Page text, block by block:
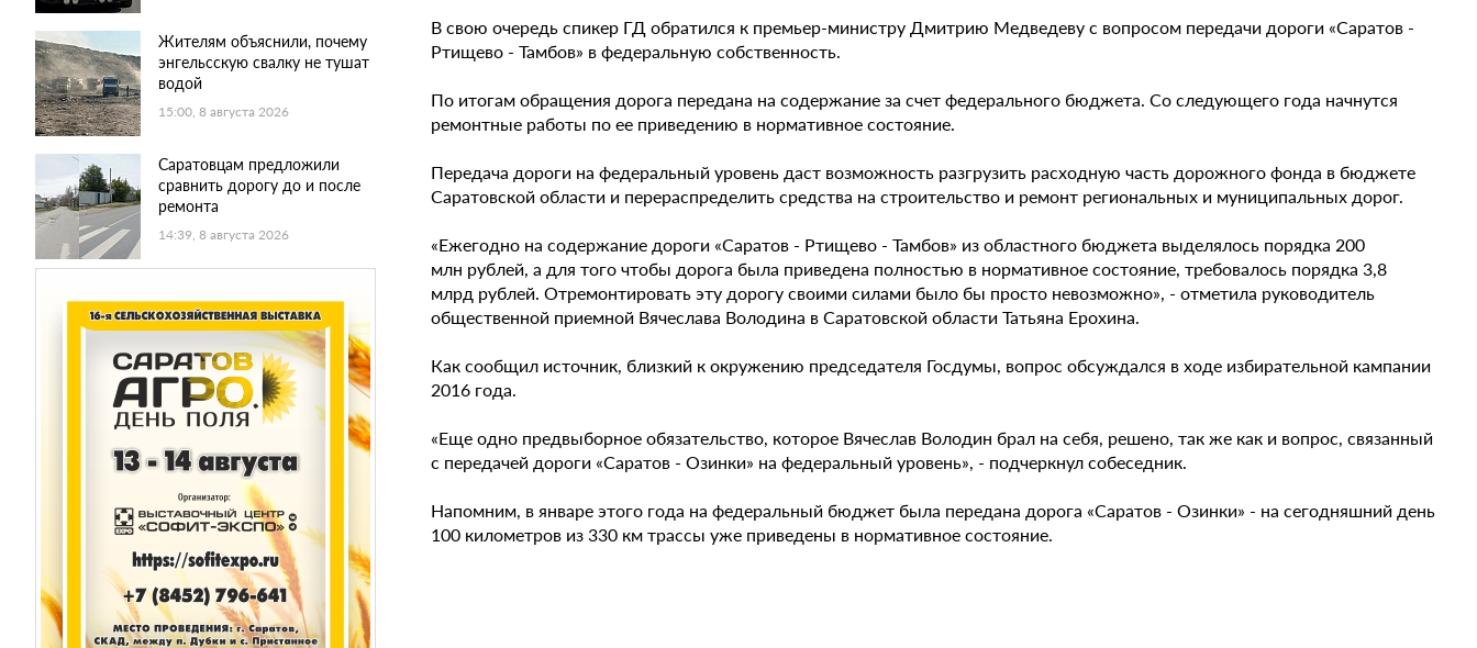
Жителям объяснили, почему
энгельсскую свалку не тушат
водой
15:00, 8 августа 2026
Саратовцам предложили
сравнить дорогу до и после
ремонта
14:39, 8 августа 2026
В свою очередь спикер ГД обратился к премьер-министру Дмитрию Медведеву с вопросом передачи дороги «Саратов -
Ртищево - Тамбов» в федеральную собственность.
По итогам обращения дорога передана на содержание за счет федерального бюджета. Со следующего года начнутся
ремонтные работы по ее приведению в нормативное состояние.
Передача дороги на федеральный уровень даст возможность разгрузить расходную часть дорожного фонда в бюджете
Саратовской области и перераспределить средства на строительство и ремонт региональных и муниципальных дорог.
«Ежегодно на содержание дороги «Саратов - Ртищево - Тамбов» из областного бюджета выделялось порядка 200
млн рублей, а для того чтобы дорога была приведена полностью в нормативное состояние, требовалось порядка 3,8
млрд рублей. Отремонтировать эту дорогу своими силами было бы просто невозможно», - отметила руководитель
общественной приемной Вячеслава Володина в Саратовской области Татьяна Ерохина.
Как сообщил источник, близкий к окружению председателя Госдумы, вопрос обсуждался в ходе избирательной кампании
2016 года.
«Еще одно предвыборное обязательство, которое Вячеслав Володин брал на себя, решено, так же как и вопрос, связанный
с передачей дороги «Саратов - Озинки» на федеральный уровень», - подчеркнул собеседник.
Напомним, в январе этого года на федеральный бюджет была передана дорога «Саратов - Озинки» - на сегодняшний день
100 километров из 330 км трассы уже приведены в нормативное состояние.